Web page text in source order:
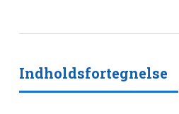
Indholdsfortegnelse